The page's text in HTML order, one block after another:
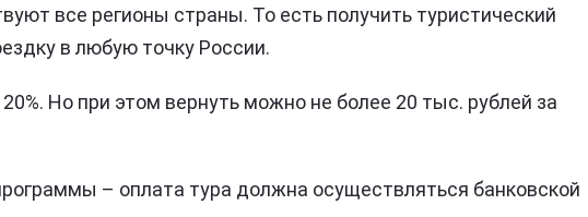
все регионы страны. То есть получить туристический
в любую точку России.
Но при этом вернуть можно не более 20 тыс. рублей за
– оплата тура должна осуществляться банковской